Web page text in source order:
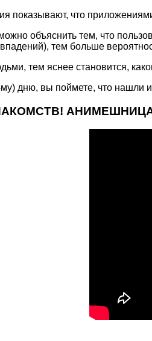
показывают, что
объяснить тем, что
тем больше
тем яснее становится,
дню, вы поймете, что нашли
АНИМЕШНИЦА